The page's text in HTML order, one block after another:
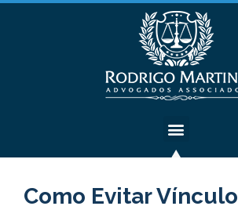
Como Evitar Vínculo